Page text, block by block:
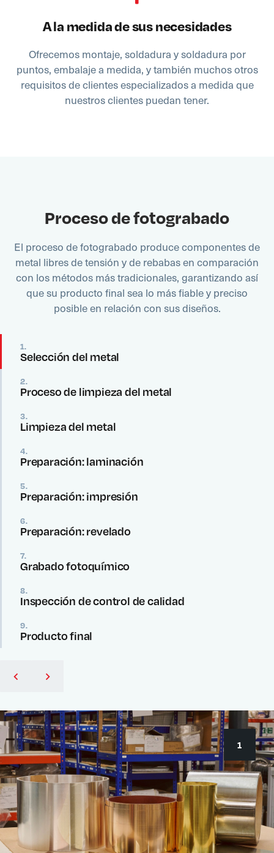
A la medida de sus necesidades
Ofrecemos montaje, soldadura y soldadura por
puntos, embalaje a medida, y también muchos otros
requisitos de clientes especializados a medida que
nuestros clientes puedan tener.
Proceso de fotograbado
El proceso de fotograbado produce componentes de
metal libres de tensión y de rebabas en comparación
con los métodos más tradicionales, garantizando así
que su producto final sea lo más fiable y preciso
posible en relación con sus diseños.
1.
Selección del metal
2.
Proceso de limpieza del metal
3.
Limpieza del metal
4.
Preparación: laminación
5.
Preparación: impresión
6.
Preparación: revelado
7.
Grabado fotoquímico
8.
Inspección de control de calidad
9.
Producto final
1